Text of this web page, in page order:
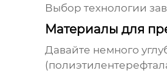
Выбор технологии
Материалы для
Давайте немного